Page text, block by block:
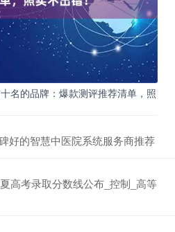
名的品牌：爆款测评推荐清单，照
好的智慧中医院系统服务商推荐
高考录取分数线公布_控制_高等